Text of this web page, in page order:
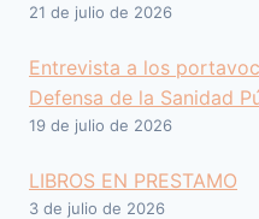
21 de julio de 2026
Entrevista a los
Defensa de la Sanidad
19 de julio de 2026
LIBROS EN PRESTAMO
3 de julio de 2026